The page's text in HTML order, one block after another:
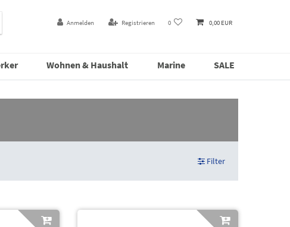
Anmelden Registrieren 0 0,00 EUR
Wohnen & Haushalt Marine SALE
Filter